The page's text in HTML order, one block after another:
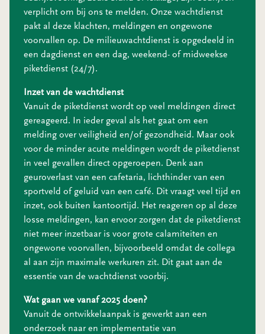
verplicht om bij ons te melden. Onze wachtdienst
pakt al deze klachten, meldingen en ongewone
voorvallen op. De milieuwachtdienst is opgedeeld in
een dagdienst en een dag, weekend- of midweekse
piketdienst (24/7).
Inzet van de wachtdienst
Vanuit de piketdienst wordt op veel meldingen direct
gereageerd. In ieder geval als het gaat om een
melding over veiligheid en/of gezondheid. Maar ook
voor de minder acute meldingen wordt de piketdienst
in veel gevallen direct opgeroepen. Denk aan
geuroverlast van een cafetaria, lichthinder van een
sportveld of geluid van een café. Dit vraagt veel tijd en
inzet, ook buiten kantoortijd. Het reageren op al deze
losse meldingen, kan ervoor zorgen dat de piketdienst
niet meer inzetbaar is voor grote calamiteiten en
ongewone voorvallen, bijvoorbeeld omdat de collega
al aan zijn maximale werkuren zit. Dit gaat aan de
essentie van de wachtdienst voorbij.
Wat gaan we vanaf 2025 doen?
Vanuit de ontwikkelaanpak is gewerkt aan een
onderzoek naar en implementatie van